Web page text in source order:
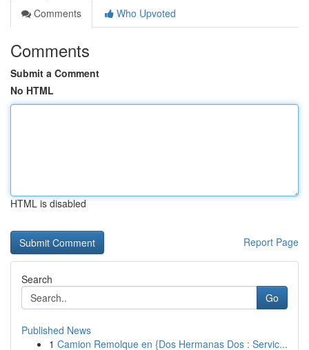
Comments
Who Upvoted
Comments
Submit a Comment
No HTML
HTML is disabled
Report Page
Search
Go
Published News
1 Camion Remolque en {Dos Hermanas Dos : Servic...